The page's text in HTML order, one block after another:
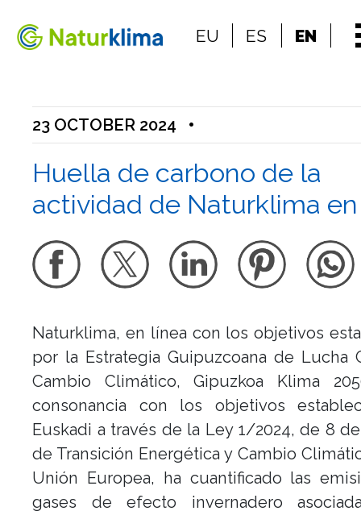
Go to the content
EU ES EN
23 OCTOBER 2024 •
Huella de carbono de la
actividad de Naturklima
Naturklima, en línea con los objetivos
por la Estrategia Guipuzcoana de Lucha
Cambio Climático, Gipuzkoa Klima
consonancia con los objetivos
Euskadi a través de la Ley 1/2024, de 8
de Transición Energética y Cambio
Unión Europea, ha cuantificado las
gases de efecto invernadero